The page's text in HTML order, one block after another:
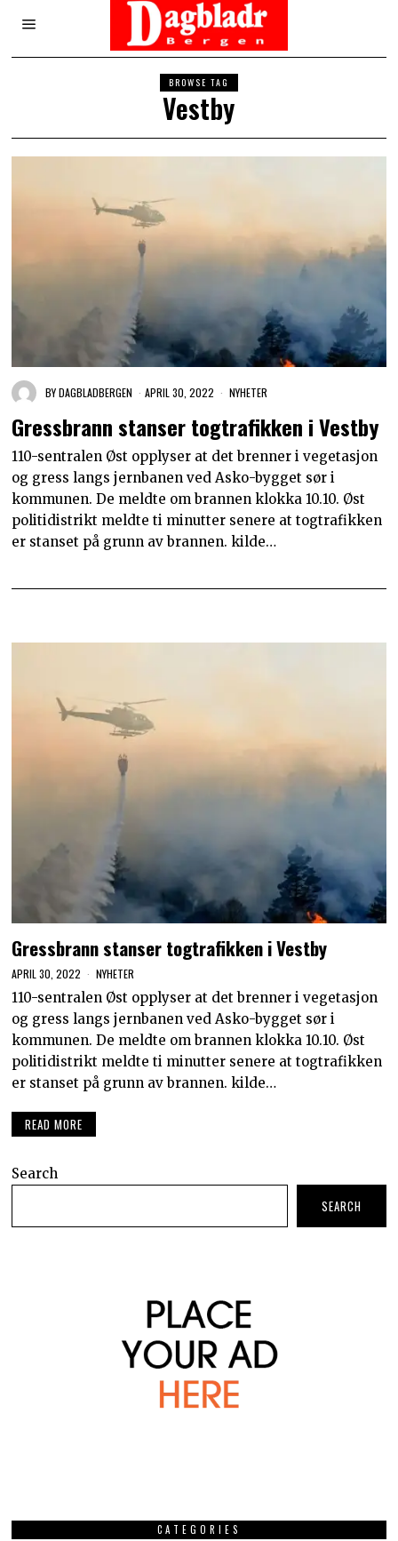
BROWSE TAG
Vestby
BYDAGBLADBERGEN APRIL 30, 2022 NYHETER
Gressbrann stanser togtrafikken i Vestby
110-sentralen Øst opplyser at det brenner i vegetasjon
og gress langs jernbanen ved Asko-bygget sør i
kommunen. De meldte om brannen klokka 10.10. Øst
politidistrikt meldte ti minutter senere at togtrafikken
er stanset på grunn av brannen. kilde…
Gressbrann stanser togtrafikken i Vestby
APRIL 30, 2022 NYHETER
110-sentralen Øst opplyser at det brenner i vegetasjon
og gress langs jernbanen ved Asko-bygget sør i
kommunen. De meldte om brannen klokka 10.10. Øst
politidistrikt meldte ti minutter senere at togtrafikken
er stanset på grunn av brannen. kilde…
READ MORE
Search
SEARCH
CATEGORIES